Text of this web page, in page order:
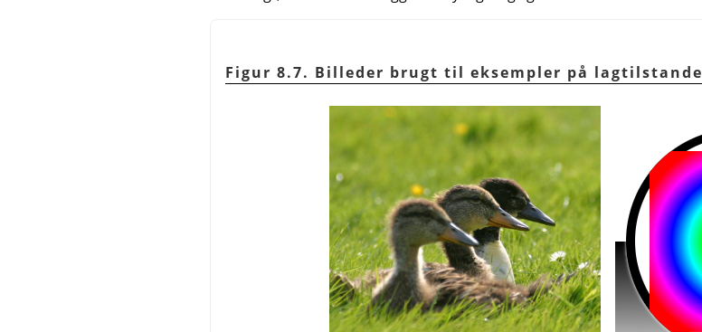
Figur 8.7. Billeder brugt til eksempler på lagtilstande